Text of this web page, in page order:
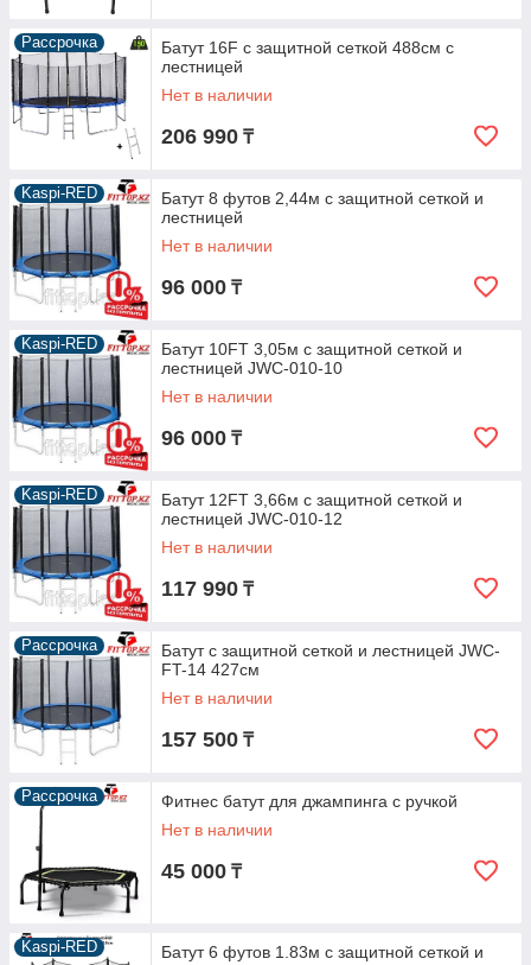
Рассрочка
Батут 16F с защитной сеткой 488см с
лестницей
Нет в наличии
206 990 ₸
Kaspi-RED
Батут 8 футов 2,44м с защитной сеткой и
лестницей
Нет в наличии
96 000 ₸
Kaspi-RED
Батут 10FT 3,05м с защитной сеткой и
лестницей JWC-010-10
Нет в наличии
96 000 ₸
Kaspi-RED
Батут 12FT 3,66м с защитной сеткой и
лестницей JWC-010-12
Нет в наличии
117 990 ₸
Рассрочка
Батут с защитной сеткой и лестницей JWC-
FT-14 427см
Нет в наличии
157 500 ₸
Рассрочка
Фитнес батут для джампинга с ручкой
Нет в наличии
45 000 ₸
Kaspi-RED
Батут 6 футов 1.83м с защитной сеткой и